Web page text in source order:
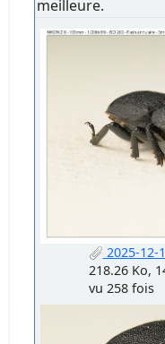
meilleure.
2025-12-
218.26 Ko,
vu 258 fois